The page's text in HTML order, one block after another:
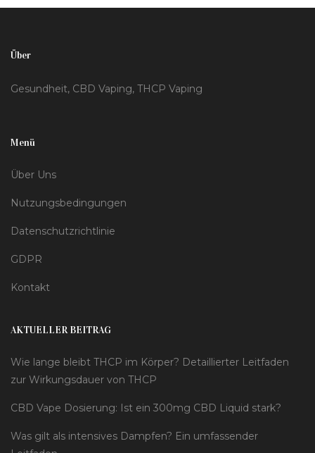
Über
Gesundheit, CBD Vaping, THCP Vaping
Menü
Über Uns
Nutzungsbedingungen
Datenschutzrichtlinie
GDPR
Kontakt
AKTUELLER BEITRAG
Wie lange bleibt THCP im Körper? Detaillierter Leitfaden
zur Wirkungsdauer von THCP
CBD Vape Dosierung: Ist ein 300mg CBD Liquid stark?
Was gilt als intensives Dampfen? Ein umfassender